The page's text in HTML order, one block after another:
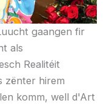
gaangen fir
als
Realitéit
zënter hirem
komm, well d'Art